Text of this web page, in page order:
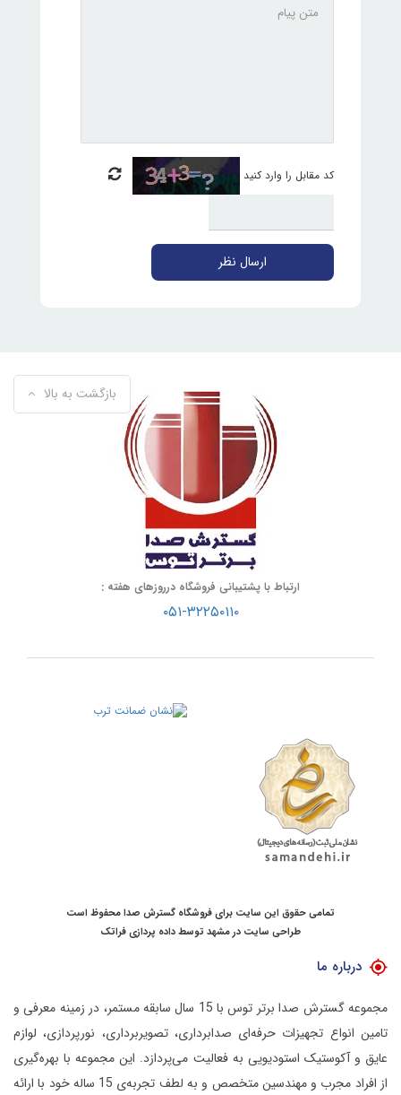
کد مقابل را وارد کنید
ارسال نظر
بازگشت به بالا
ارتباط با پشتیبانی فروشگاه درروزهای هفته :
۰۵۱-۳۲۲۵۰۱۱۰
تمامی حقوق این سایت برای فروشگاه گسترش صدا محفوظ است
طراحی سایت در مشهد توسطداده پردازی فراتک
درباره ما
مجموعه گسترش صدا برتر توس با 15 سال سابقه مستمر، در زمینه معرفی و
تامین انواع تجهیزات حرفه‌ای صدابرداری، تصویربرداری، نورپردازی، لوازم
عایق و آکوستیک استودیویی به فعالیت می‌پردازد. این مجموعه با بهره‌گیری
از افراد مجرب و مهندسین متخصص و به لطف تجربه‌ی 15 ساله خود با ارائه